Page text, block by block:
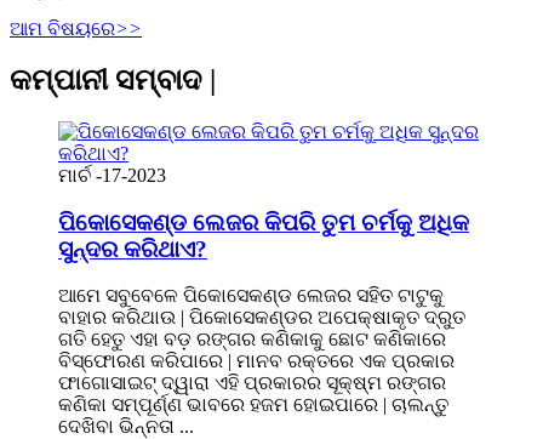
ଆମ ବିଷୟରେ>>
କମ୍ପାନୀ ସମ୍ବାଦ |
ମାର୍ଚ -17-2023
ପିକୋସେକଣ୍ଡ ଲେଜର କିପରି ତୁମ ଚର୍ମକୁ ଅଧିକ
ସୁନ୍ଦର କରିଥାଏ?
ଆମେ ସବୁବେଳେ ପିକୋସେକଣ୍ଡ ଲେଜର ସହିତ ଟାଟୁକୁ
ବାହାର କରିଥାଉ | ପିକୋସେକଣ୍ଡର ଅପେକ୍ଷାକୃତ ଦ୍ରୁତ
ଗତି ହେତୁ ଏହା ବଡ଼ ରଙ୍ଗର କଣିକାକୁ ଛୋଟ କଣିକାରେ
ବିସ୍ଫୋରଣ କରିପାରେ | ମାନବ ରକ୍ତରେ ଏକ ପ୍ରକାର
ଫାଗୋସାଇଟ୍ ଦ୍ୱାରା ଏହି ପ୍ରକାରର ସୂକ୍ଷ୍ମ ରଙ୍ଗର
କଣିକା ସମ୍ପୂର୍ଣ୍ଣ ଭାବରେ ହଜମ ହୋଇପାରେ | ଚାଲନ୍ତୁ
ଦେଖିବା ଭିନ୍ନତା ...